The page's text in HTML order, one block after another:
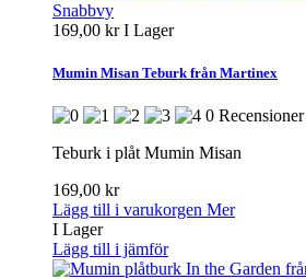
Snabbvy
169,00 krI Lager
Mumin Misan Teburk från Martinex
0 Recensioner
Teburk i plåt Mumin Misan
169,00 kr
Lägg till i varukorgen Mer
I Lager
Lägg till i jämför